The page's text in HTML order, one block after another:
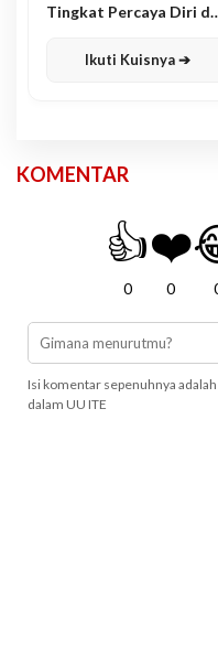
Tingkat Percaya Diri
Ikuti Kuisnya ➔
KOMENTAR
👍
0
❤️
0
Isi komentar sepenuhnya
dalam UU ITE